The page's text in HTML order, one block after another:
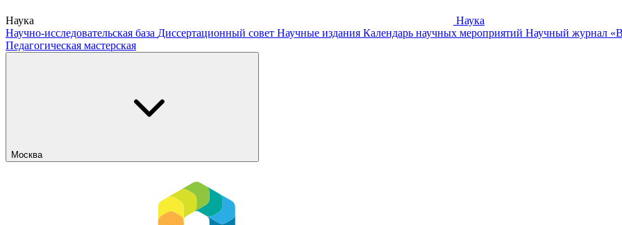
Наука
Наука
Научно-исследовательская база Диссертационный совет Научные издания Календарь научных мероприятий Научный журнал
Педагогическая мастерская
Москва